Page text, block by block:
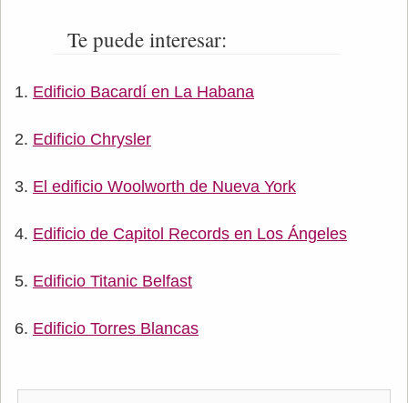
Te puede interesar:
Edificio Bacardí en La Habana
Edificio Chrysler
El edificio Woolworth de Nueva York
Edificio de Capitol Records en Los Ángeles
Edificio Titanic Belfast
Edificio Torres Blancas